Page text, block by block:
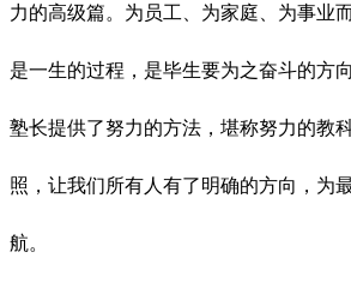
力的高级篇。为员工、为家庭、为事业
是一生的过程，是毕生要为之奋斗的方
塾长提供了努力的方法，堪称努力的教
照，让我们所有人有了明确的方向，为
航。